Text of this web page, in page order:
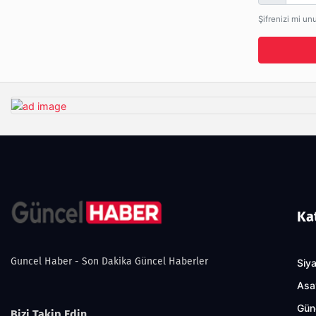
Şifrenizi mi
Guncel Haber - Son Dakika Güncel Haberler